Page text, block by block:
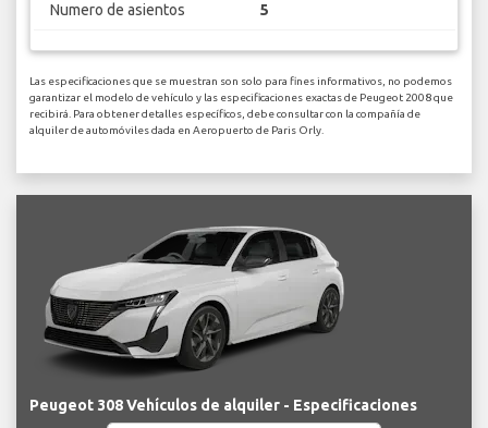
Numero de asientos 5
Las especificaciones que se muestran son solo para fines informativos, no podemos
garantizar el modelo de vehículo y las especificaciones exactas de Peugeot 2008 que
recibirá. Para obtener detalles específicos, debe consultar con la compañía de
alquiler de automóviles dada en Aeropuerto de Paris Orly.
Peugeot 308 Vehículos de alquiler - Especificaciones